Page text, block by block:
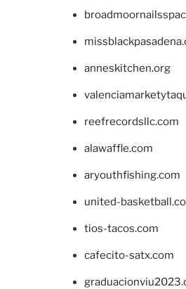
anneskitchen.org
reefrecordsllc.com
alawaffle.com
aryouthfishing.com
united-
tios-tacos.com
cafecito-satx.com